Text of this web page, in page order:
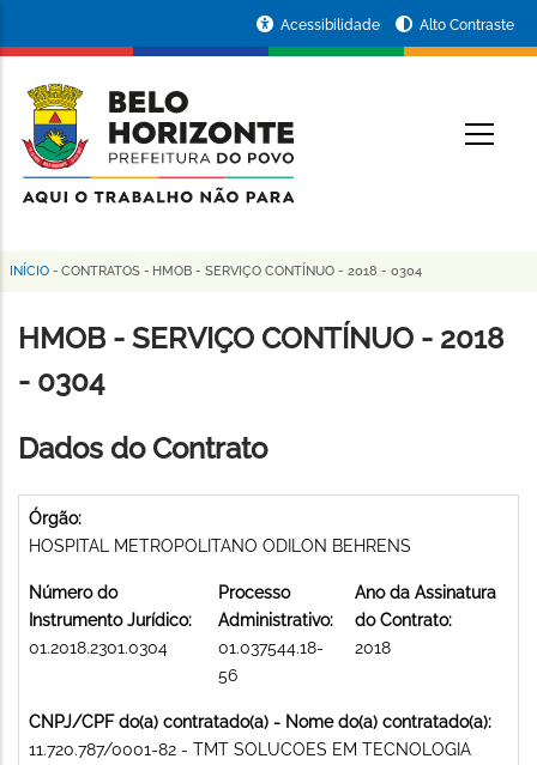
conteúdo
principal
da
Prefeitura
de
Horizonte
Acessibilidade Alto Contraste
Trilha
de
navegação
INÍCIO - CONTRATOS - HMOB - SERVIÇO CONTÍNUO - 2018 - 0304
HMOB - SERVIÇO CONTÍNUO - 2018
- 0304
Dados do Contrato
Órgão:
HOSPITAL METROPOLITANO ODILON BEHRENS
Número do
Instrumento Jurídico:
01.2018.2301.0304
Processo
Administrativo:
01.037544.18-
56
Ano da Assinatura
do Contrato:
2018
CNPJ/CPF do(a) contratado(a) - Nome do(a) contratado(a):
11.720.787/0001-82 - TMT SOLUCOES EM TECNOLOGIA